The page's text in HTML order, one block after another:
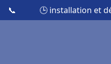
📞 🕒 installation et